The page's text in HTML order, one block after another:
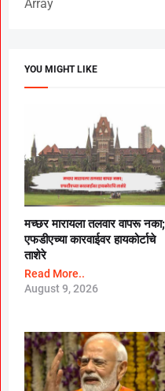
Array
YOU MIGHT LIKE
मच्छर मारायला तलवार वापरू नका;
एफडीएच्या कारवाईवर हायकोर्टाचे
ताशेरे
Read More..
August 9, 2026